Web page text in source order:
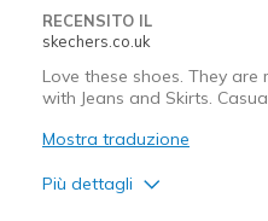
RECENSITO IL
skechers.co.uk
Love these shoes. They
with Jeans and Skirts.
Mostra traduzione
Più dettagli